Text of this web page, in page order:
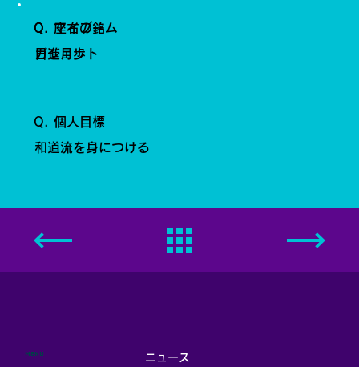
日進月歩
Q. 座右の銘
ガジェット
Q. マイブーム
和道流を身につける
Q. 個人目標
ニュース
MENU